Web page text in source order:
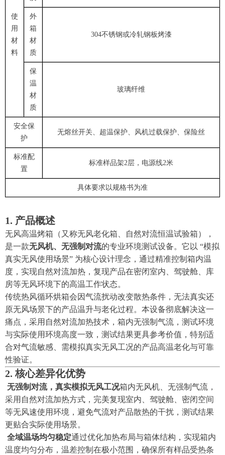
使
用
材
料
外
箱
材
质
304不锈钢或冷轧钢板烤漆
保
温
材
质
玻璃纤维
安全保
护
无熔丝开关、超温保护、风机过载保护、保险丝
标准配
置
标准样品架2层，电源线2米
具体要求以规格书为准
1. 产品概述
无风高温烤箱（又称无风老化箱、自然对流恒温试验箱），
是一款无风机、无强制对流的专业环境测试设备。它以 “模拟
真实无风使用场景” 为核心设计理念，通过精准控制箱内温
度，实现自然对流加热，复现产品在密闭室内、驾驶舱、库
房等无风环境下的高温工作状态。
传统热风循环烘箱会因气流扰动改变散热条件，无法真实还
原无风场景下的产品温升与老化过程。本设备彻底解决这一
痛点，采用自然对流加热技术，箱内无强制气流，测试环境
与实际使用环境高度一致，测试结果更具参考价值，特别适
合对气流敏感、需模拟真实无风工况的产品高温老化与可靠
性验证。
2. 核心差异化优势
无强制对流，真实模拟无风工况箱内无风机、无强制气流，
采用自然对流加热方式，完美复现室内、驾驶舱、密闭空间
等无风速使用环境，避免气流对产品散热的干扰，测试结果
更贴合实际使用场景。
全域温场均匀稳定通过优化加热布局与箱体结构，实现箱内
温度均匀分布，温差控制在极小范围，确保所有样品受热条